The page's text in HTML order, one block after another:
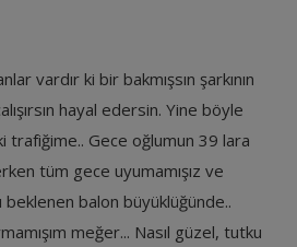
vardır ki bir bakmışsın şarkının
hayal edersin. Yine böyle
trafiğime.. Gece oğlumun 39 lara
tüm gece uyumamışız ve
balon büyüklüğünde..
meğer... Nasıl güzel, tutku